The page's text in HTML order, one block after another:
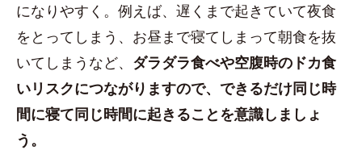
になりやすく。例えば、遅くまで起きていて夜食
をとってしまう、お昼まで寝てしまって朝食を抜
いてしまうなど、 ダラダラ食べや空腹時のドカ食
いリスクにつながりますので、できるだけ同じ時
間に寝て同じ時間に起きることを意識しましょ
う。